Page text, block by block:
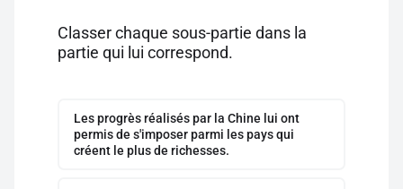
Classer chaque sous-partie dans la
partie qui lui correspond.
Les progrès réalisés par la Chine lui ont
permis de s'imposer parmi les pays qui
créent le plus de richesses.